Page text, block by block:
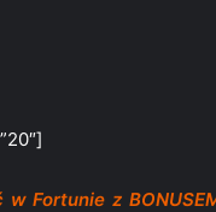
Fortunie z